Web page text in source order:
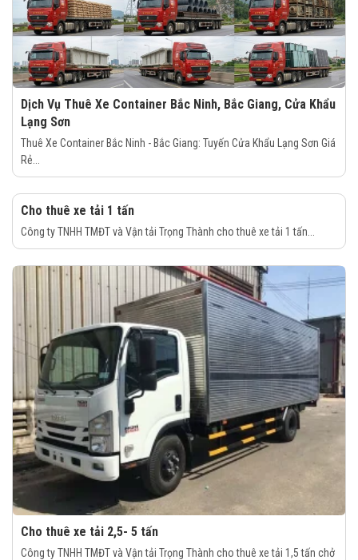
Dịch Vụ Thuê Xe Container Bắc Ninh, Bắc Giang, Cửa Khẩu
Lạng Sơn
Thuê Xe Container Bắc Ninh - Bắc Giang: Tuyến Cửa Khẩu Lạng Sơn Giá
Rẻ...
Cho thuê xe tải 1 tấn
Công ty TNHH TMĐT và Vận tải Trọng Thành cho thuê xe tải 1 tấn...
Cho thuê xe tải 2,5- 5 tấn
Công ty TNHH TMĐT và Vận tải Trọng Thành cho thuê xe tải 1,5 tấn chở